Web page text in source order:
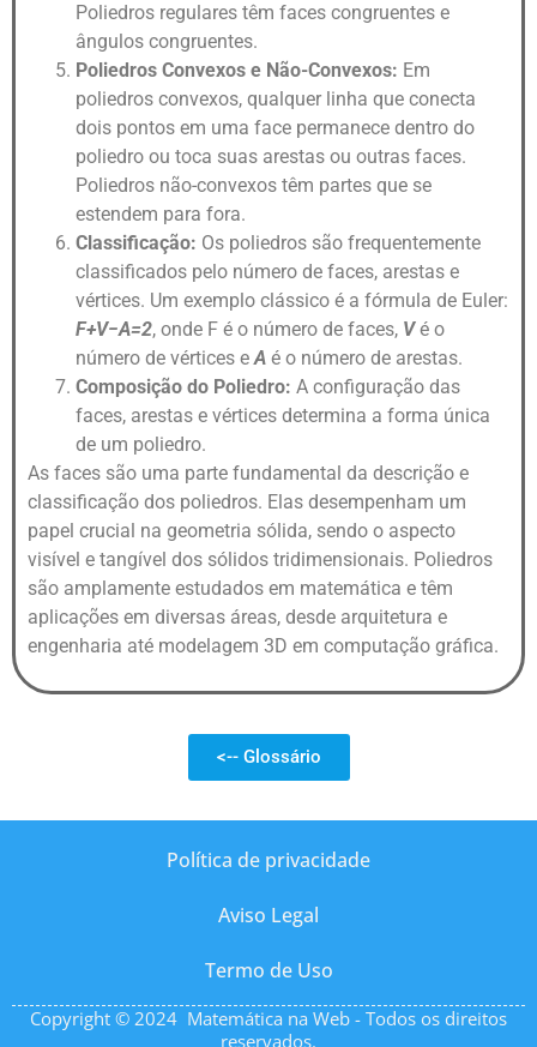
Poliedros regulares têm faces congruentes e
ângulos congruentes.
Poliedros Convexos e Não-Convexos: Em
poliedros convexos, qualquer linha que conecta
dois pontos em uma face permanece dentro do
poliedro ou toca suas arestas ou outras faces.
Poliedros não-convexos têm partes que se
estendem para fora.
Classificação: Os poliedros são frequentemente
classificados pelo número de faces, arestas e
vértices. Um exemplo clássico é a fórmula de Euler:
F+V−A=2, onde F é o número de faces, Vé o
número de vértices eA é o número de arestas.
Composição do Poliedro: A configuração das
faces, arestas e vértices determina a forma única
de um poliedro.
As faces são uma parte fundamental da descrição e
classificação dos poliedros. Elas desempenham um
papel crucial na geometria sólida, sendo o aspecto
visível e tangível dos sólidos tridimensionais. Poliedros
são amplamente estudados em matemática e têm
aplicações em diversas áreas, desde arquitetura e
engenharia até modelagem 3D em computação gráfica.
<-- Glossário
Política de privacidade
Aviso Legal
Termo de Uso
Copyright © 2024 Matemática na Web - Todos os direitos
reservados.